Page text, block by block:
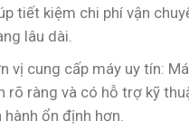
tiết kiệm chi phí vận
lâu dài.
vị cung cấp máy uy tín:
rõ ràng và có hỗ trợ kỹ
hành ổn định hơn.